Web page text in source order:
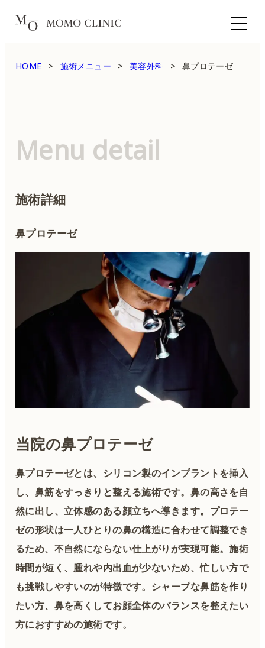
HOME 施術メニュー 美容外科 鼻プロテーゼ
Menu detail
施術詳細
鼻プロテーゼ
当院の鼻プロテーゼ
鼻プロテーゼとは、シリコン製のインプラントを挿入
し、鼻筋をすっきりと整える施術です。鼻の高さを自
然に出し、立体感のある顔立ちへ導きます。プロテー
ゼの形状は一人ひとりの鼻の構造に合わせて調整でき
るため、不自然にならない仕上がりが実現可能。施術
時間が短く、腫れや内出血が少ないため、忙しい方で
も挑戦しやすいのが特徴です。シャープな鼻筋を作り
たい方、鼻を高くしてお顔全体のバランスを整えたい
方におすすめの施術です。